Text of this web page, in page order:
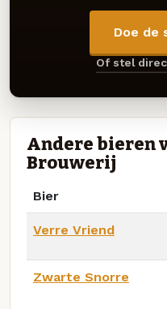
Doe de
Of stel
Andere bieren
Brouwerij
Bier
Verre Vriend
Zwarte Snorre